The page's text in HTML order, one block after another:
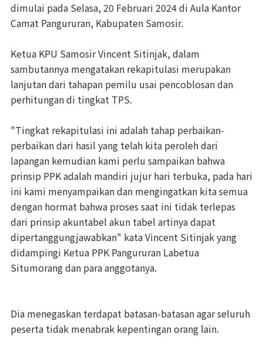
dimulai pada Selasa, 20 Februari 2024 di Aula Kantor
Camat Pangururan, Kabupaten Samosir.
Ketua KPU Samosir Vincent Sitinjak, dalam
sambutannya mengatakan rekapitulasi merupakan
lanjutan dari tahapan pemilu usai pencoblosan dan
perhitungan di tingkat TPS.
"Tingkat rekapitulasi ini adalah tahap perbaikan-
perbaikan dari hasil yang telah kita peroleh dari
lapangan kemudian kami perlu sampaikan bahwa
prinsip PPK adalah mandiri jujur hari terbuka, pada hari
ini kami menyampaikan dan mengingatkan kita semua
dengan hormat bahwa proses saat ini tidak terlepas
dari prinsip akuntabel akun tabel artinya dapat
dipertanggungjawabkan" kata Vincent Sitinjak yang
didampingi Ketua PPK Pangururan Labetua
Situmorang dan para anggotanya.
Dia menegaskan terdapat batasan-batasan agar seluruh
peserta tidak menabrak kepentingan orang lain.